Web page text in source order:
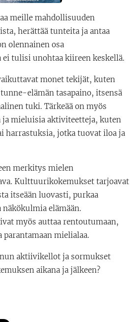
meille mahdollisuuden
herättää tunteita ja antaa
olennainen osa
tulisi unohtaa kiireen keskellä.
monet tekijät, kuten
elämän tasapaino, itsensä
tuki. Tärkeää on myös
mieluisia aktiviteetteja, kuten
harrastuksia, jotka tuovat iloa ja
merkitys mielen
Kulttuurikokemukset tarjoavat
itseään luovasti, purkaa
elämään.
myös auttaa rentoutumaan,
mielialaa.
aktiivikellot ja sormukset
aikana ja jälkeen?